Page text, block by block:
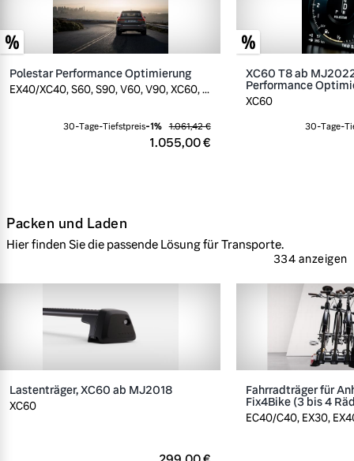
Polestar Performance Optimierung
EX40/XC40, S60, S90, V60, V90, XC60, ...
1.055,00 €
30-Tage-Tiefstpreis-1% 1.061,42 €
XC60 T8 ab
Performance
XC60
30-Tage-
Packen und Laden
Hier finden Sie die passende Lösung für Transporte.
334 anzeigen
Lastenträger, XC60 ab MJ2018
XC60
Fahrradträger für
Fix4Bike (3 bis 4
EC40/C40, EX30,